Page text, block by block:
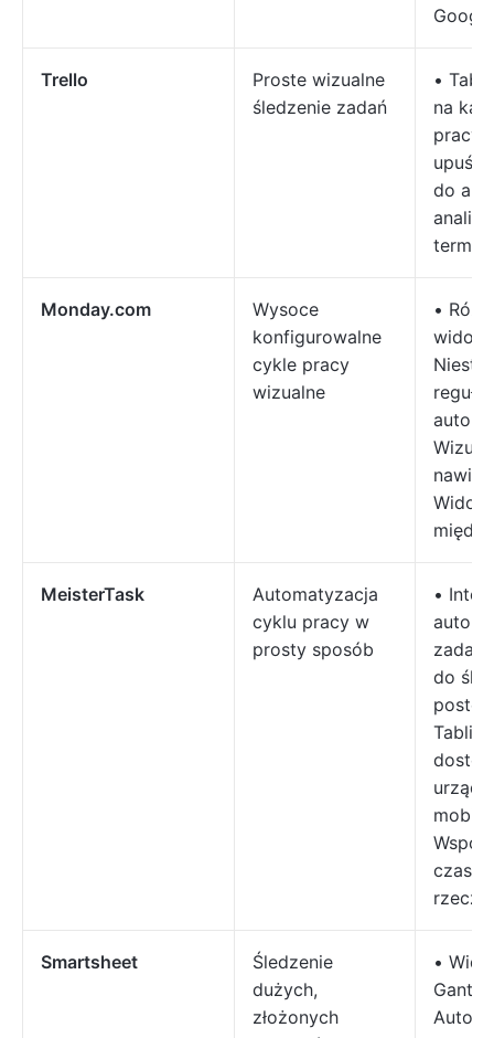
Trello
Proste wizualne
śledzenie zadań
•
na
pracy
upuść
do
Monday.com
Wysoce
konfigurowalne
cykle pracy
wizualne
•
widoki
reguły
MeisterTask
Automatyzacja
cyklu pracy w
prosty sposób
•
zadań
do
Tablice
czasie
Smartsheet
Śledzenie
dużych,
złożonych
•
Gantt